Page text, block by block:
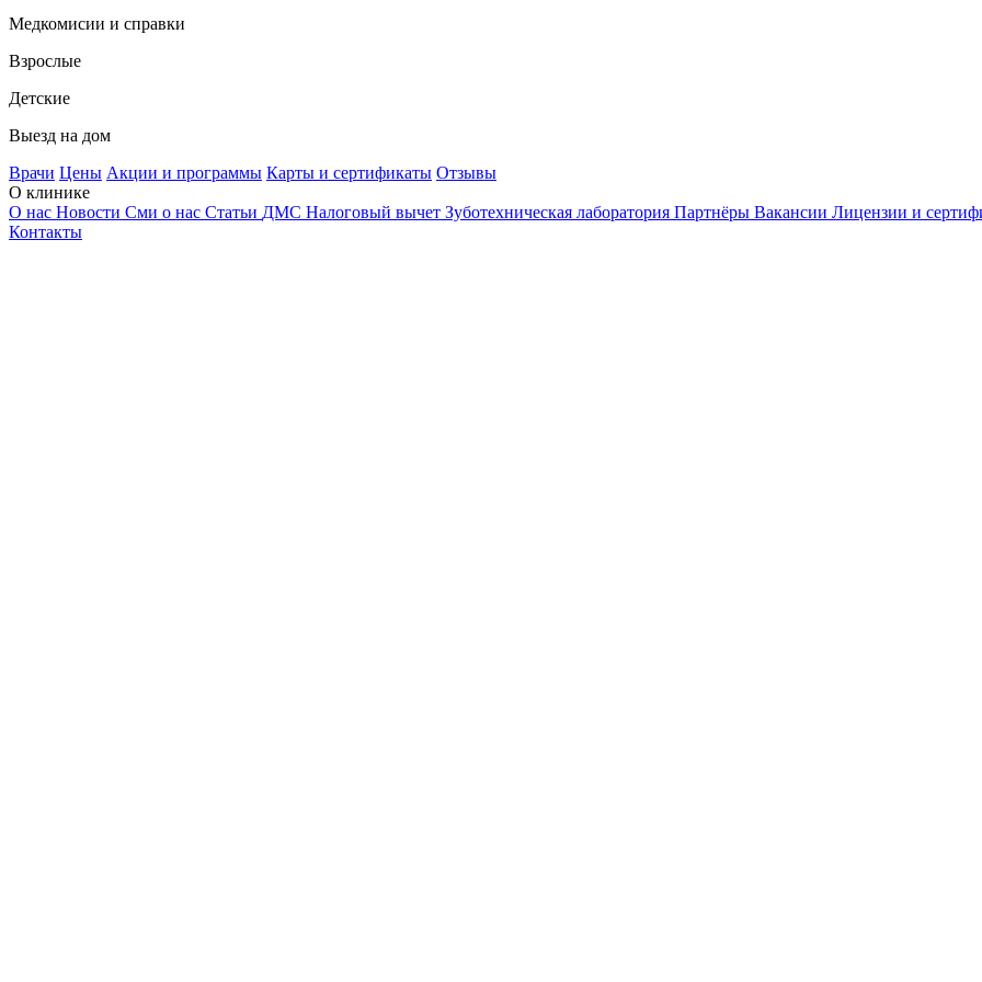
Медкомисии и справки
Взрослые
Детские
Выезд на дом
Врачи Цены Акции и программы Карты и сертификаты Отзывы
О клинике
О нас Новости Сми о нас Статьи ДМС Налоговый вычет Зуботехническая лаборатория Партнёры Вакансии Лицензии и
Контакты